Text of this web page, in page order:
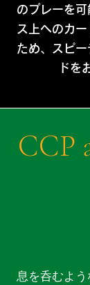
のプレーを
ス上へのカ
ため、スピ
ドを
CCP
息を呑むよ